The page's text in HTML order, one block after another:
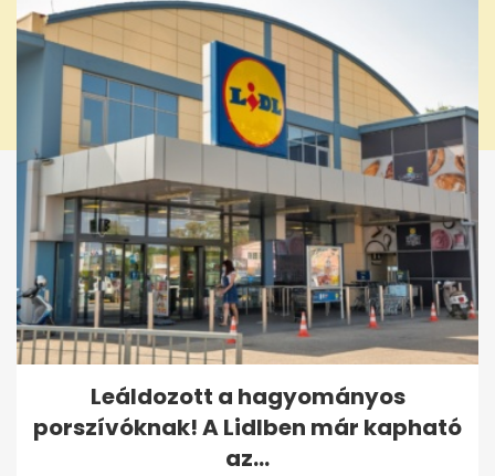
Leáldozott a hagyományos
porszívóknak! A Lidlben már kapható
az...